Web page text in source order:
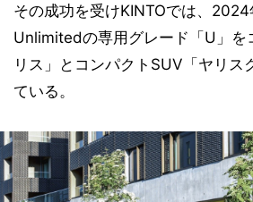
その成功を受けKINTOでは、2024
Unlimitedの専用グレード「U」を
リス」とコンパクトSUV「ヤリス
ている。